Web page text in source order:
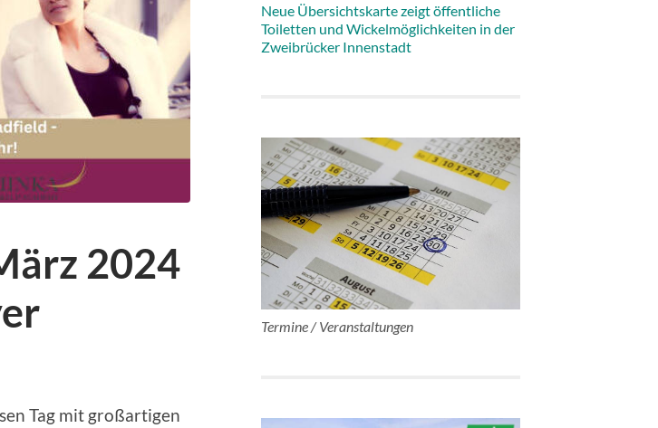
2024
Tag mit großartigen
Neue Übersichtskarte zeigt öffentliche
Toiletten und Wickelmöglichkeiten in der
Zweibrücker Innenstadt
Termine / Veranstaltungen